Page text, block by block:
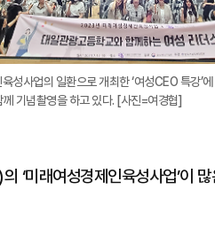
성사업의 일환으로 개최한 ‘여성CEO 특강’
기념촬영을 하고 있다. [사진=여경협]
‘미래여성경제인육성사업’이